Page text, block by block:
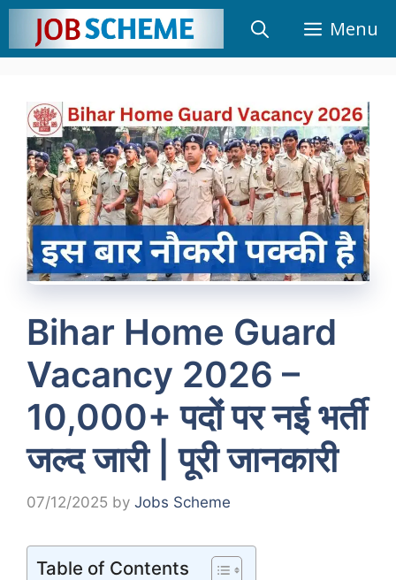
Skip
content
Menu
Bihar Home Guard
Vacancy 2026 –
10,000+ पदों पर नई भर्ती
जल्द जारी | पूरी जानकारी
07/12/2025 by Jobs Scheme
Table of Contents